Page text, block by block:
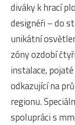
diváky k hrací
designéři – do
unikátní
zóny ozdobí
instalace,
odkazující na
regionu.
spolupráci s